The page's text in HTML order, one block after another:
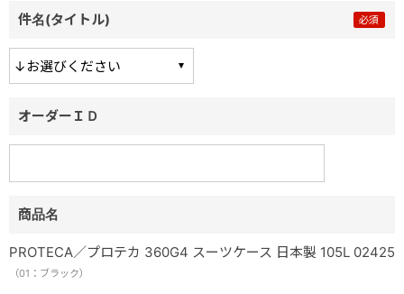
件名(タイトル)
オーダーＩＤ
商品名
PROTECA／プロテカ 360G4 スーツケース 日本製 105L 02425
（01：ブラック）